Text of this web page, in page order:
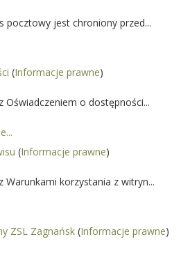
pocztowy jest chroniony przed...
(Informacje prawne)
Oświadczeniem o dostępności...
(Informacje prawne)
Warunkami korzystania z witryn...
ZSL Zagnańsk (Informacje prawne)